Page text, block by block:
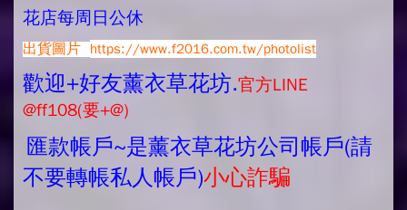
花店每周日公休
出貨圖片 https://www.f2016.com.tw/photolist
歡迎+好友薰衣草花坊.官方LINE
@ff108(要+@)
匯款帳戶~是薰衣草花坊公司帳戶(請
不要轉帳私人帳戶)小心詐騙